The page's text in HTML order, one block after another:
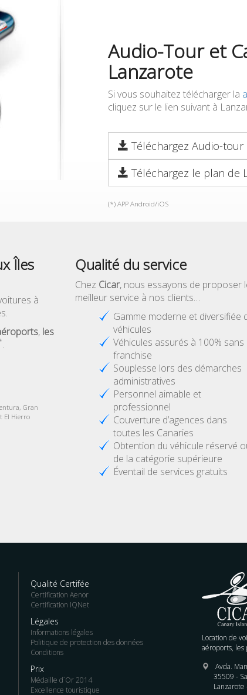
Audio-Tour et
Lanzarote
Si vous souhaitez télécharger la
cliquez sur le lien suivant à
Téléchargez Audio-tour
Téléchargez le plan de
(*) APP Android/iOS
Îles
à
, les
.
Gran
El Hierro
Qualité du service
Chez Cicar, nous essayons de proposer
meilleur service à nos clients…
Gamme moderne et diversifiée
véhicules
Véhicules assurés à 100% sans
franchise
Souplesse lors des démarches
administratives
Personnel aimable et
professionnel
Couverture d’agences dans
toutes les Canaries
Obtention du véhicule réservé
de la catégorie supérieure
Éventail de services gratuits
Qualité Certifée
Certification Aenor
Certification IQNet
Légales
Informations légales
Politique de protection des données
Conditions
Prix
Médaille d´Or 2014
Excellence touristique
Location de
aéroports, les
Avda.
35509 -
Lanzarote